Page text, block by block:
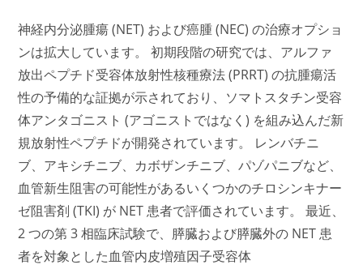
神経内分泌腫瘍 (NET) および癌腫 (NEC) の治療オプショ
ンは拡大しています。 初期段階の研究では、アルファ
放出ペプチド受容体放射性核種療法 (PRRT) の抗腫瘍活
性の予備的な証拠が示されており、ソマトスタチン受容
体アンタゴニスト (アゴニストではなく) を組み込んだ新
規放射性ペプチドが開発されています。 レンバチニ
ブ、アキシチニブ、カボザンチニブ、パゾパニブなど、
血管新生阻害の可能性があるいくつかのチロシンキナー
ゼ阻害剤 (TKI) が NET 患者で評価されています。 最近、
2 つの第 3 相臨床試験で、膵臓および膵臓外の NET 患
者を対象とした血管内皮増殖因子受容体